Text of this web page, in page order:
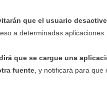
que el usuario
a determinadas aplicaciones.
que se cargue una
fuente , y notificará para